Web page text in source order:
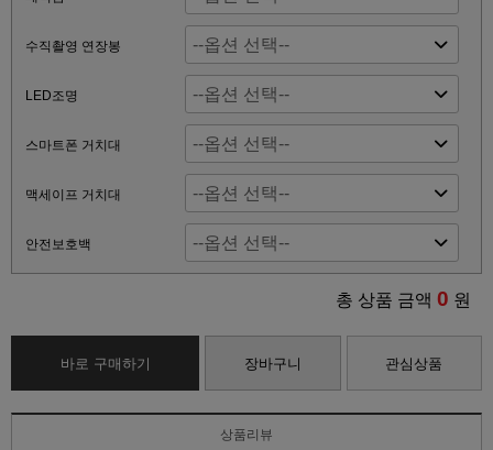
수직촬영 연장봉
LED조명
스마트폰 거치대
맥세이프 거치대
안전보호백
총 상품 금액 0 원
바로 구매하기 장바구니 관심상품
상품리뷰